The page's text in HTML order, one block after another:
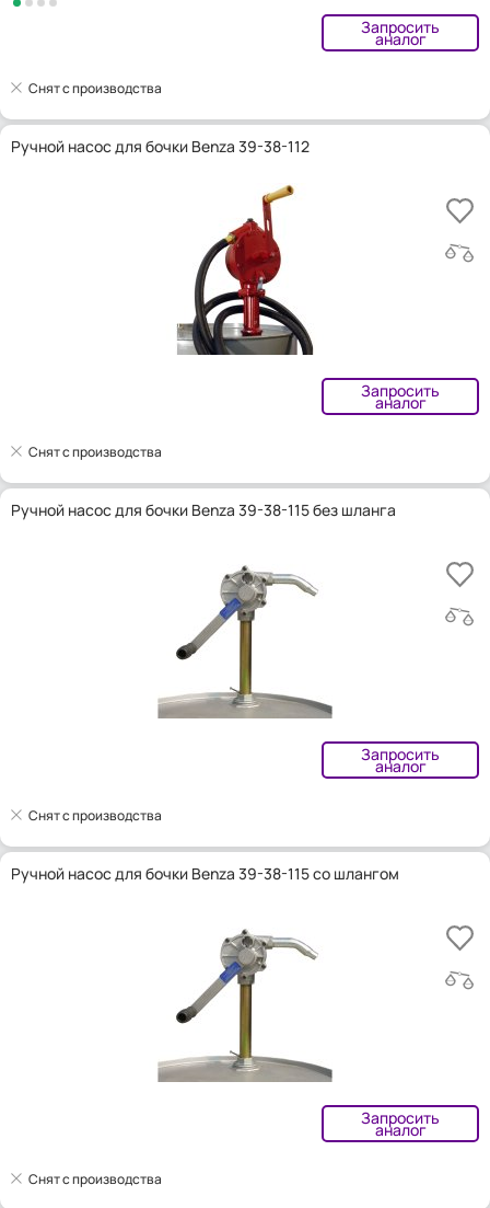
Запросить
аналог
Снят с производства
Ручной насос для бочки Benza 39-38-112
Запросить
аналог
Снят с производства
Ручной насос для бочки Benza 39-38-115 без шланга
Запросить
аналог
Снят с производства
Ручной насос для бочки Benza 39-38-115 со шлангом
Запросить
аналог
Снят с производства